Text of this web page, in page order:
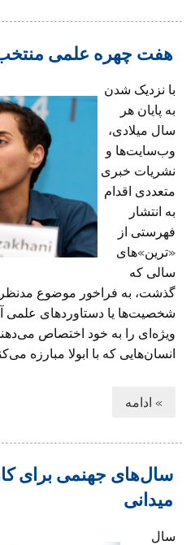
هفت چهره علمی منتخب
با نزدیک شدن
به پایان هر
سال میلادی،
وب‌سایت‌ها و
نشریات خبری
متعددی اقدام
به انتشار
فهرستی از
«ترین»های
سالی که
گذشت، به فراخور موضوع مدنظر
شخصیت‌ها یا دستاوردهای
ویژه‌ای را به خود اختصاص
انسان‌هایی که با ابولا مبارزه
» ادامه
سال‌های جهنمی برای
میدانی
سال